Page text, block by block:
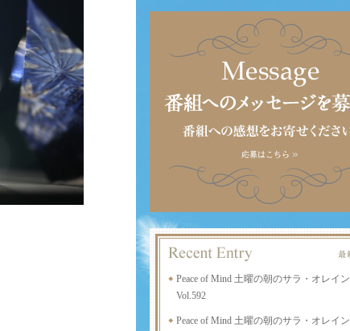
Peace of Mind 土曜の朝のサラ・オレイン
Vol.592
Peace of Mind 土曜の朝のサラ・オレイン